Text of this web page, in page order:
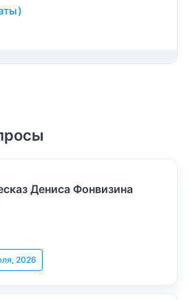
Дениса Фонвизина
2026